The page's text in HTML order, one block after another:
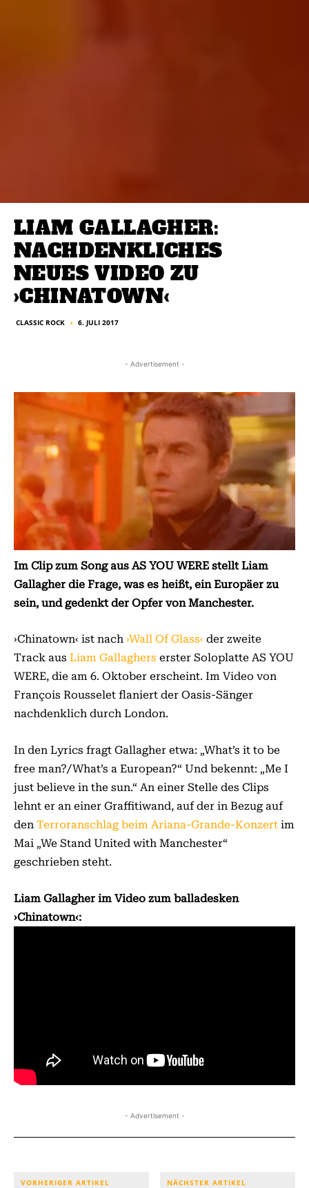
LIAM GALLAGHER:
NACHDENKLICHES
NEUES VIDEO ZU
›CHINATOWN‹
CLASSIC ROCK ■ 6. JULI 2017
- Advertisement -
Im Clip zum Song aus AS YOU WERE stellt Liam
Gallagher die Frage, was es heißt, ein Europäer zu
sein, und gedenkt der Opfer von Manchester.
›Chinatown‹ ist nach ›Wall Of Glass‹ der zweite
Track aus Liam Gallaghers erster Soloplatte AS YOU
WERE, die am 6. Oktober erscheint. Im Video von
François Rousselet flaniert der Oasis-Sänger
nachdenklich durch London.
In den Lyrics fragt Gallagher etwa: „What’s it to be
free man?/What’s a European?“ Und bekennt: „Me I
just believe in the sun.“ An einer Stelle des Clips
lehnt er an einer Graffitiwand, auf der in Bezug auf
den Terroranschlag beim Ariana-Grande-Konzert im
Mai „We Stand United with Manchester“
geschrieben steht.
Liam Gallagher im Video zum bal­la­desken
›Chinatown‹:
- Advertisement -
VORHERIGER ARTIKEL NÄCHSTER ARTIKEL